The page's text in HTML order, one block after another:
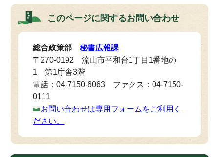
このページに関するお問い合わせ
総合政策部秘書広報課
〒270-0192 流山市平和台1丁目1番地の
1 第1庁舎3階
電話：04-7150-6063 ファクス：04-7150-
0111
お問い合わせは専用フォームをご利用く
ださい。